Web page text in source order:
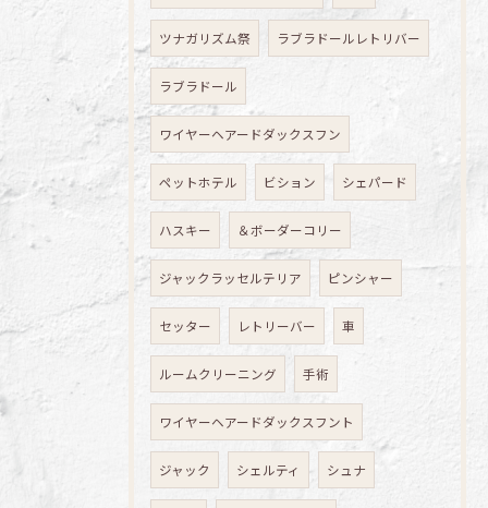
ツナガリズム祭 ラブラドールレトリバー
ラブラドール
ワイヤーヘアードダックスフン
ペットホテル ビション シェパード
ハスキー ＆ボーダーコリー
ジャックラッセルテリア ピンシャー
セッター レトリーバー 車
ルームクリーニング 手術
ワイヤーヘアードダックスフント
ジャック シェルティ シュナ